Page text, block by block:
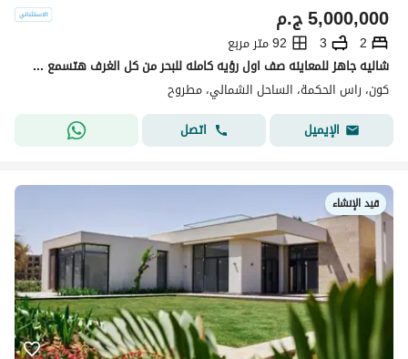
ج.م5,000,000
2
3
92 متر مربع
شاليه جاهز للمعاينه صف اول رؤيه كامله للبحر من كل الغرف هتسمع صوت البحر من الشاليه ومتشطب super lux بالتقسيط ع 4 سنوات بدون ضغط بجوار فوكا باي-ماونتن
كون، راس الحكمة، الساحل الشمالي، مطروح
الإيميل
اتصل
قيد الإنشاء